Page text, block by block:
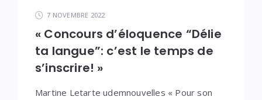
7 NOVEMBRE 2022
« Concours d’éloquence “Délie
ta langue”: c’est le temps de
s’inscrire! »
Martine Letarte udemnouvelles « Pour son